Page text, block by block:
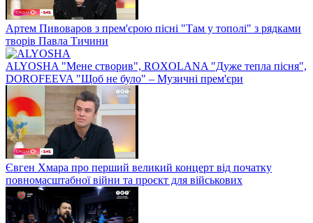
Артем Пивоваров з прем'єрою пісні "Там у тополі" з рядками
творів Павла Тичини
ALYOSHA "Мене створив", ROXOLANA "Дуже тепла пісня",
DOROFEEVA "Щоб не було" – Музичні прем'єри
Євген Хмара про перший великий концерт від початку
повномасштабної війни та проєкт для військових